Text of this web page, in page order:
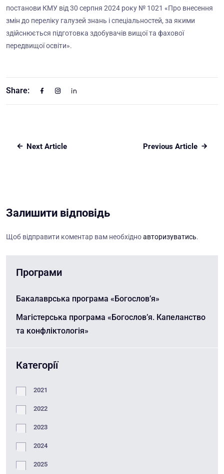
постанови КМУ від 30 серпня 2024 року № 1021 «Про внесення
змін до переліку галузей знань і спеціальностей, за якими
здійснюється підготовка здобувачів вищої та фахової
передвищої освіти».
Share:
Next Article Previous Article
Залишити відповідь
Щоб відправити коментар вам необхідноавторизуватись.
Програми
Бакалаврська програма «Богослов’я»
Магістерська програма «Богослов’я. Капеланство
та конфліктологія»
Категорії
2021
2022
2023
2024
2025